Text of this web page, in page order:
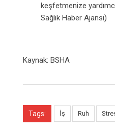
keşfetmenize
Sağlık Haber Ajansı)
Kaynak: BSHA
Tags: İş Ruh